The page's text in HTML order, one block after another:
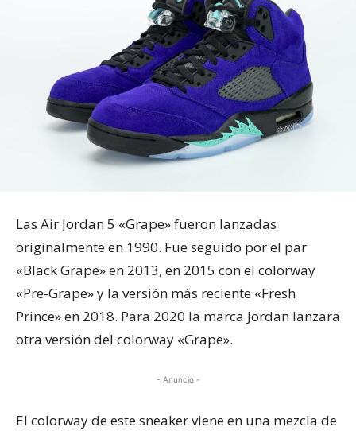
Las Air Jordan 5 «Grape» fueron lanzadas
originalmente en 1990. Fue seguido por el par
«Black Grape» en 2013, en 2015 con el colorway
«Pre-Grape» y la versión más reciente «Fresh
Prince» en 2018. Para 2020 la marca Jordan lanzara
otra versión del colorway «Grape».
- Anuncio -
El colorway de este sneaker viene en una mezcla de